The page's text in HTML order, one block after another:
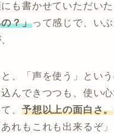
も書かせていただいた
？」って感じで、い
、「声を使う」とい
んできつつも、使い
、 予想以上の面白さ。
れもこれも出来るぞ